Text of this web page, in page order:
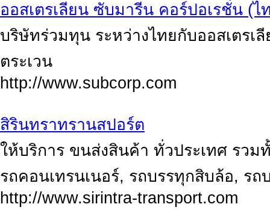
ออสเตรเลียน ซับมารีน คอร์ปอเรชั่น (
บริษัทร่วมทุน ระหว่างไทยกับออสเตรเ
ตระเวน
http://www.subcorp.com
สิรินทราทรานสปอร์ต
ให้บริการ ขนส่งสินค้า ทั่วประเทศ รวม
รถคอนเทรนเนอร์, รถบรรทุกสิบล้อ, ร
http://www.sirintra-transport.com